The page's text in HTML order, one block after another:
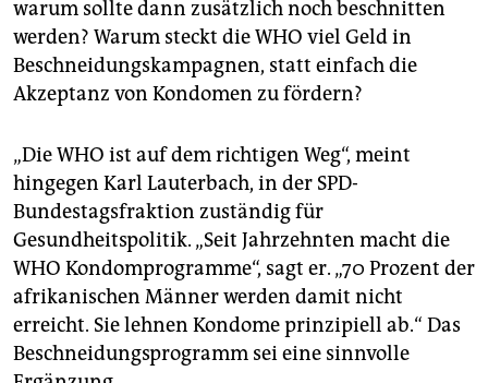
warum sollte dann zusätzlich noch beschnitten
werden? Warum steckt die WHO viel Geld in
Beschneidungskampagnen, statt einfach die
Akzeptanz von Kondomen zu fördern?
„Die WHO ist auf dem richtigen Weg“, meint
hingegen Karl Lauterbach, in der SPD-
Bundestagsfraktion zuständig für
Gesundheitspolitik. „Seit Jahrzehnten macht die
WHO Kondomprogramme“, sagt er. „70 Prozent der
afrikanischen Männer werden damit nicht
erreicht. Sie lehnen Kondome prinzipiell ab.“ Das
Beschneidungsprogramm sei eine sinnvolle